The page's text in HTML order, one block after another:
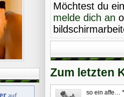
Möchtest du
melde dich an
Zum letzten
so ein affe…